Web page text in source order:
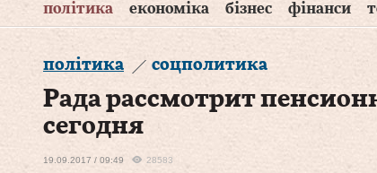
політика економіка бізнес фінанси
політика соцполитика
Рада рассмотрит
сегодня
19.09.2017 / 09:49 28583